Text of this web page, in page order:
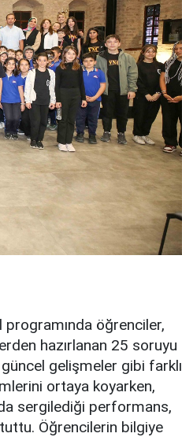
öğrenciler,
hazırlanan 25 soruyu
gelişmeler gibi farklı
ortaya koyarken,
sergilediği performans,
Öğrencilerin bilgiye